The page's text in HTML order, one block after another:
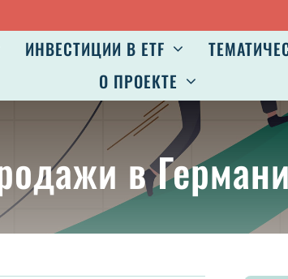
ИНВЕСТИЦИИ В ETF
О ПРОЕКТЕ
в